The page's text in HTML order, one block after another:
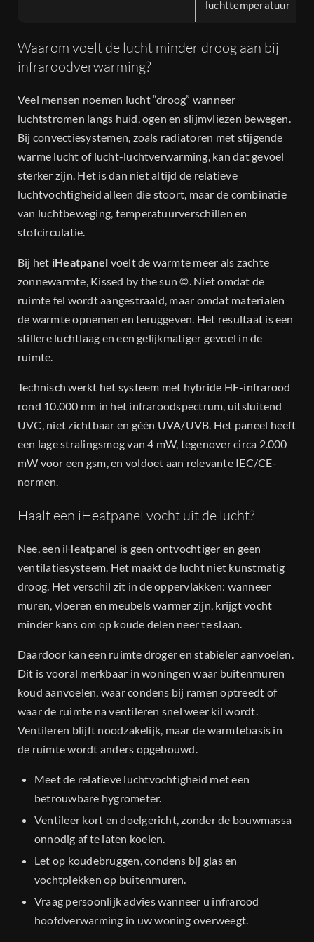
luchttemperatuur
Waarom voelt de lucht minder droog aan bij
infraroodverwarming?
Veel mensen noemen lucht “droog” wanneer
luchtstromen langs huid, ogen en slijmvliezen bewegen.
Bij convectiesystemen, zoals radiatoren met stijgende
warme lucht of lucht-luchtverwarming, kan dat gevoel
sterker zijn. Het is dan niet altijd de relatieve
luchtvochtigheid alleen die stoort, maar de combinatie
van luchtbeweging, temperatuurverschillen en
stofcirculatie.
Bij het iHeatpanel voelt de warmte meer als zachte
zonnewarmte, Kissed by the sun ©. Niet omdat de
ruimte fel wordt aangestraald, maar omdat materialen
de warmte opnemen en teruggeven. Het resultaat is een
stillere luchtlaag en een gelijkmatiger gevoel in de
ruimte.
Technisch werkt het systeem met hybride HF-infrarood
rond 10.000 nm in het infraroodspectrum, uitsluitend
UVC, niet zichtbaar en géén UVA/UVB. Het paneel heeft
een lage stralingsmog van 4 mW, tegenover circa 2.000
mW voor een gsm, en voldoet aan relevante IEC/CE-
normen.
Haalt een iHeatpanel vocht uit de lucht?
Nee, een iHeatpanel is geen ontvochtiger en geen
ventilatiesysteem. Het maakt de lucht niet kunstmatig
droog. Het verschil zit in de oppervlakken: wanneer
muren, vloeren en meubels warmer zijn, krijgt vocht
minder kans om op koude delen neer te slaan.
Daardoor kan een ruimte droger en stabieler aanvoelen.
Dit is vooral merkbaar in woningen waar buitenmuren
koud aanvoelen, waar condens bij ramen optreedt of
waar de ruimte na ventileren snel weer kil wordt.
Ventileren blijft noodzakelijk, maar de warmtebasis in
de ruimte wordt anders opgebouwd.
Meet de relatieve luchtvochtigheid met een
betrouwbare hygrometer.
Ventileer kort en doelgericht, zonder de bouwmassa
onnodig af te laten koelen.
Let op koudebruggen, condens bij glas en
vochtplekken op buitenmuren.
Vraag persoonlijk advies wanneer u infrarood
hoofdverwarming in uw woning overweegt.